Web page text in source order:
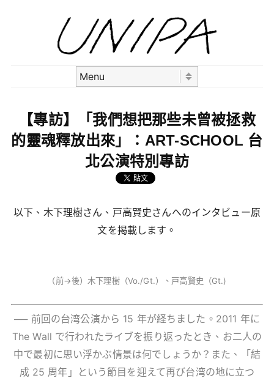
【專訪】「我們想把那些未曾被拯救
的靈魂釋放出來」：ART-SCHOOL 台
北公演特別專訪
以下、木下理樹さん、戸高賢史さんへのインタビュー原
文を掲載します。
（前→後）木下理樹（Vo./Gt.）、戸高賢史（Gt.)
── 前回の台湾公演から 15 年が経ちました。2011 年に
The Wall で行われたライブを振り返ったとき、お二人の
中で最初に思い浮かぶ情景は何でしょうか？また、「結
成 25 周年」という節目を迎えて再び台湾の地に立つ